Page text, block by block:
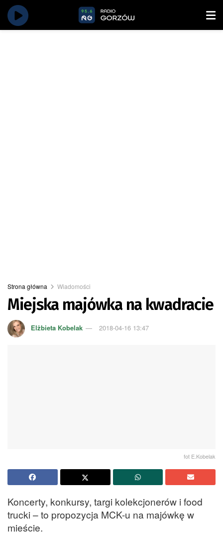
Strona główna Wiadomości
Miejska majówka na kwadracie
Elżbieta Kobelak 2018-04-16 13:47
fot E.Kobelak
Koncerty, konkursy, targi kolekcjonerów i food
trucki – to propozycja MCK-u na majówkę w
mieście.